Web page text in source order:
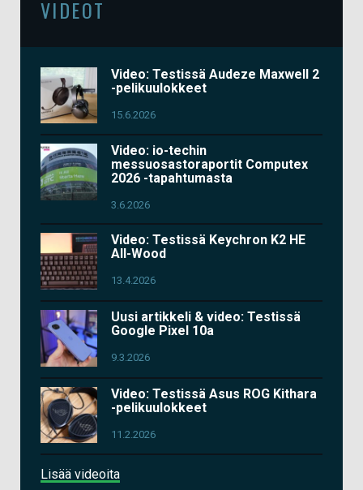
VIDEOT
Video: Testissä Audeze Maxwell 2
-pelikuulokkeet
15.6.2026
Video: io-techin
messuosastoraportit Computex
2026 -tapahtumasta
3.6.2026
Video: Testissä Keychron K2 HE
All-Wood
13.4.2026
Uusi artikkeli & video: Testissä
Google Pixel 10a
9.3.2026
Video: Testissä Asus ROG Kithara
-pelikuulokkeet
11.2.2026
Lisää videoita